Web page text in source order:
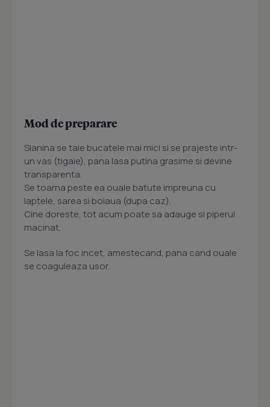
Mod de preparare
Slanina se taie bucatele mai mici si se prajeste intr-
un vas (tigaie), pana lasa putina grasime si devine
transparenta.
Se toarna peste ea ouale batute impreuna cu
laptele, sarea si boiaua (dupa caz).
Cine doreste, tot acum poate sa adauge si piperul
macinat.
Se lasa la foc incet, amestecand, pana cand ouale
se coaguleaza usor.